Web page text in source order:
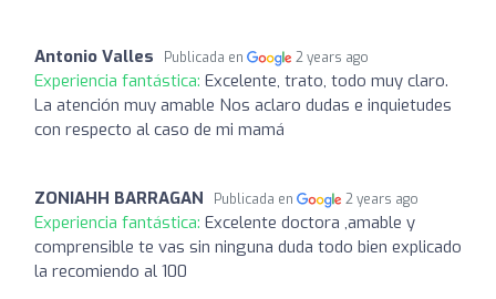
Antonio Valles Publicada en 2 years ago
Experiencia fantástica: Excelente, trato, todo muy claro.
La atención muy amable Nos aclaro dudas e inquietudes
con respecto al caso de mi mamá
ZONIAHH BARRAGAN Publicada en 2 years ago
Experiencia fantástica: Excelente doctora ,amable y
comprensible te vas sin ninguna duda todo bien explicado
la recomiendo al 100